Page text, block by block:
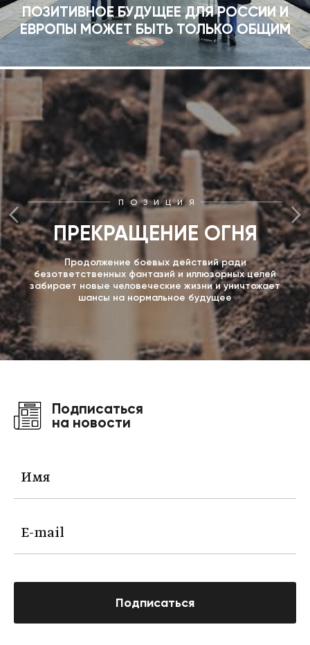
ПОЗИТИВНОЕ БУДУЩЕЕ ДЛЯ РОССИИ И
ЕВРОПЫ МОЖЕТ БЫТЬ ТОЛЬКО ОБЩИМ
ПОЗИЦИЯ
ПРЕКРАЩЕНИЕ ОГНЯ
Продолжение боевых действий ради
безответственных фантазий и иллюзорных целей
забирает новые человеческие жизни и уничтожает
шансы на нормальное будущее
Подписаться
на новости
Подписаться